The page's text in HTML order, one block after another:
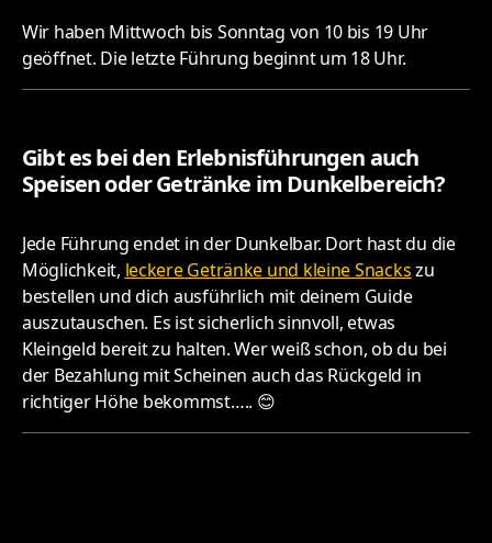
Wir haben Mittwoch bis Sonntag von 10 bis 19 Uhr
geöffnet. Die letzte Führung beginnt um 18 Uhr.
Gibt es bei den Erlebnisführungen auch
Speisen oder Getränke im Dunkelbereich?
Jede Führung endet in der Dunkelbar. Dort hast du die
Möglichkeit, leckere Getränke und kleine Snackszu
bestellen und dich ausführlich mit deinem Guide
auszutauschen. Es ist sicherlich sinnvoll, etwas
Kleingeld bereit zu halten. Wer weiß schon, ob du bei
der Bezahlung mit Scheinen auch das Rückgeld in
richtiger Höhe bekommst….. 😊